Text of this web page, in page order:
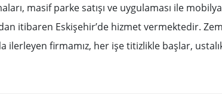
masif parke satışı ve uygulaması ile
itibaren Eskişehir’de hizmet vermektedir.
firmamız, her işe titizlikle başlar,